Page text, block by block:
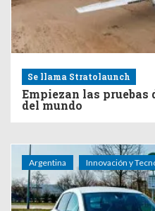
Se llama Stratolaunch
Empiezan las pruebas
del mundo
Argentina Innovación y